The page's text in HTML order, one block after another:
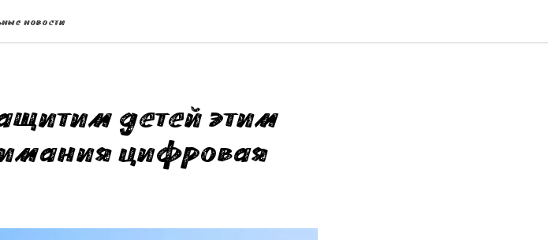
новости
детей этим
цифровая